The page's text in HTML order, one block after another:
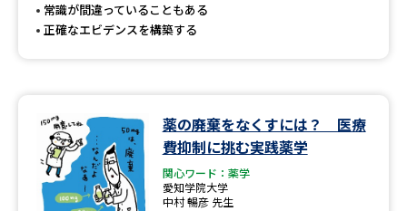
大学で学べる内容や特徴を調べる
データサイエンス特集 奨学金・特待生制度特集
デジタルパンフレット 進路の３択
常識が間違っていることもある
正確なエビデンスを構築する
薬の廃棄をなくすには？ 医療
費抑制に挑む実践薬学
関心ワード：薬学
愛知学院大学
中村 暢彦 先生